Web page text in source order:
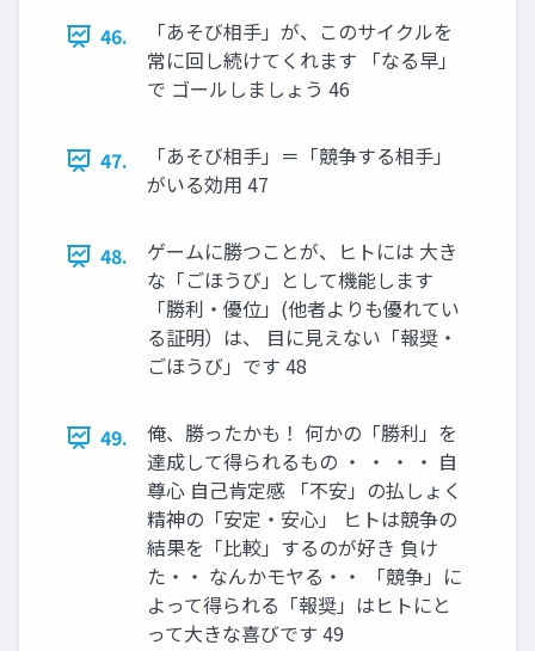
46.
「あそび相手」が、このサイクルを
常に回し続けてくれます 「なる早」
で ゴールしましょう 46
47.
「あそび相手」＝「競争する相手」
がいる効用 47
48.
ゲームに勝つことが、ヒトには 大き
な「ごほうび」として機能します
「勝利・優位」(他者よりも優れてい
る証明）は、 目に見えない「報奨・
ごほうび」です 48
49.
俺、勝ったかも！ 何かの「勝利」を
達成して得られるもの ・ ・ ・ ・ 自
尊心 自己肯定感 「不安」の払しょく
精神の「安定・安心」 ヒトは競争の
結果を「比較」するのが好き 負け
た・・ なんかモヤる・・ 「競争」に
よって得られる「報奨」はヒトにと
って大きな喜びです 49